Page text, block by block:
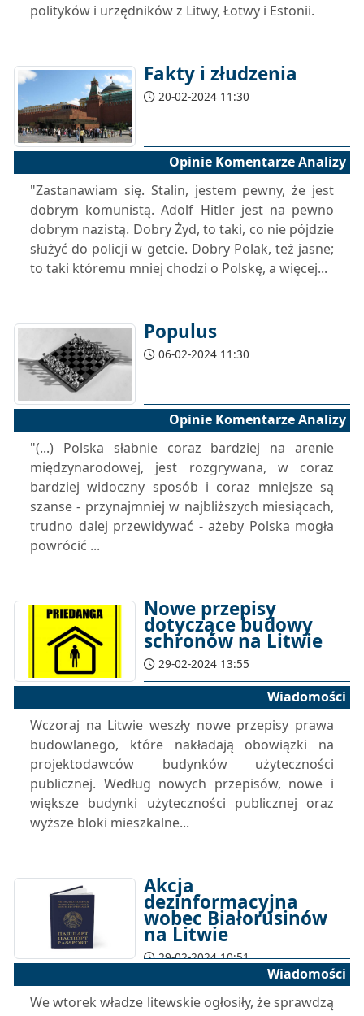
polityków i urzędników z Litwy, Łotwy i Estonii.
Fakty i złudzenia
20-02-2024 11:30
Opinie Komentarze Analizy
"Zastanawiam się. Stalin, jestem pewny, że jest
dobrym komunistą. Adolf Hitler jest na pewno
dobrym nazistą. Dobry Żyd, to taki, co nie pójdzie
służyć do policji w getcie. Dobry Polak, też jasne;
to taki któremu mniej chodzi o Polskę, a więcej...
Populus
06-02-2024 11:30
Opinie Komentarze Analizy
"(...) Polska słabnie coraz bardziej na arenie
międzynarodowej, jest rozgrywana, w coraz
bardziej widoczny sposób i coraz mniejsze są
szanse - przynajmniej w najbliższych miesiącach,
trudno dalej przewidywać - ażeby Polska mogła
powrócić ...
Nowe przepisy
dotyczące budowy
schronów na Litwie
29-02-2024 13:55
Wiadomości
Wczoraj na Litwie weszły nowe przepisy prawa
budowlanego, które nakładają obowiązki na
projektodawców budynków użyteczności
publicznej. Według nowych przepisów, nowe i
większe budynki użyteczności publicznej oraz
wyższe bloki mieszkalne...
Akcja
dezinformacyjna
wobec Białorusinów
na Litwie
29-02-2024 10:51
Wiadomości
We wtorek władze litewskie ogłosiły, że sprawdzą